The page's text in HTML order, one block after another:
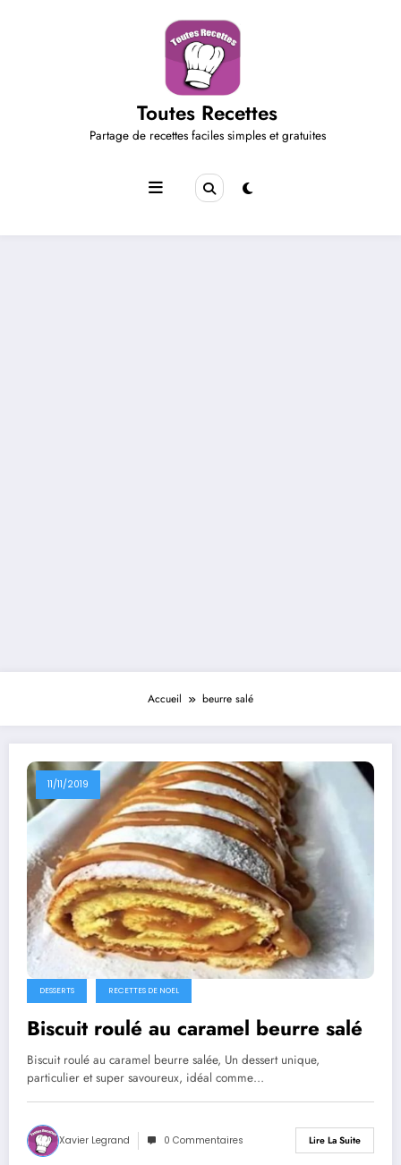
Toutes Recettes
Partage de recettes faciles simples et gratuites
Accueil beurre salé
11/11/2019
DESSERTS RECETTES DE NOEL
Biscuit roulé au caramel beurre salé
Biscuit roulé au caramel beurre salée, Un dessert unique,
particulier et super savoureux, idéal comme…
Xavier Legrand 0 Commentaires Lire La Suite